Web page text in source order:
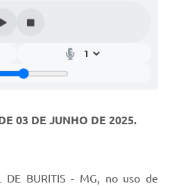
03 DE JUNHO DE 2025.
DE BURITIS - MG, no uso de